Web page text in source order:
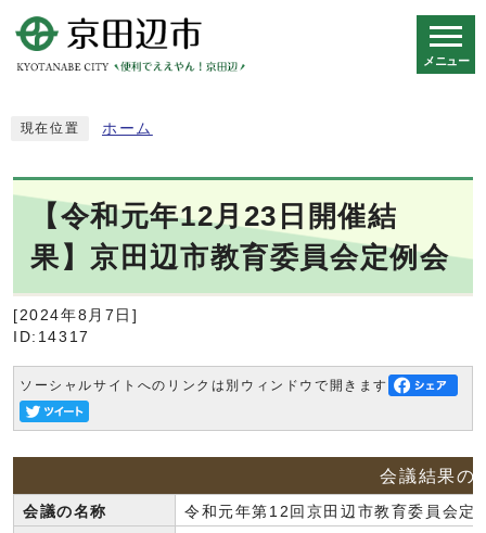
メニュー
現在位置 ホーム
【令和元年12月23日開催結
果】京田辺市教育委員会定例会
[2024年8月7日]
ID:14317
ソーシャルサイトへのリンクは別ウィンドウで開きます
会議結果の
会議の名称
令和元年第12回京田辺市教育委員会定